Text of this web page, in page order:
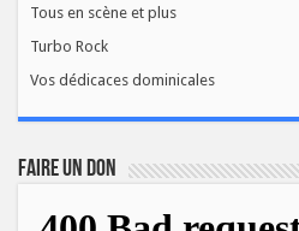
Tous en scène et plus
Turbo Rock
Vos dédicaces dominicales
FAIRE UN DON